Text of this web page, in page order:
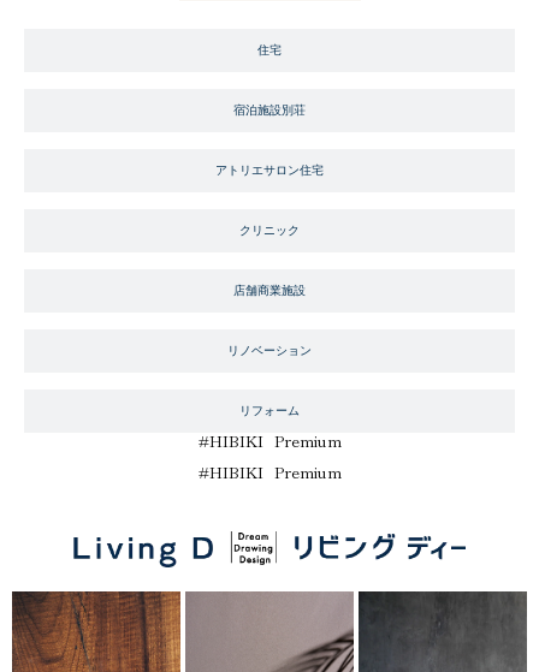
住宅
宿泊施設別荘
アトリエサロン住宅
クリニック
店舗商業施設
リノベーション
リフォーム
#HIBIKI Premium
#HIBIKI Premium